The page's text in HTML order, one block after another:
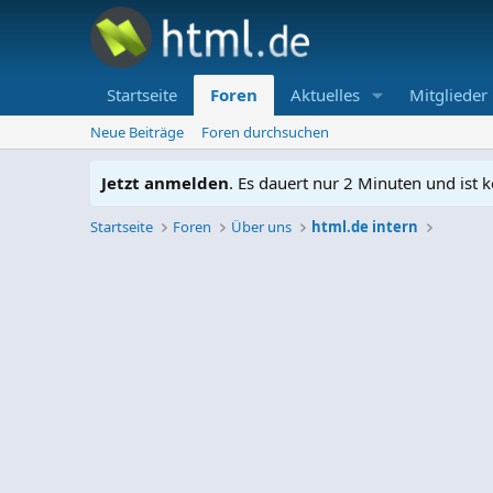
Startseite Foren Aktuelles Mitglieder
Neue Beiträge Foren durchsuchen
Jetzt anmelden. Es dauert nur 2 Minuten und ist
Startseite Foren Über uns html.de intern